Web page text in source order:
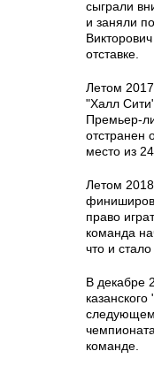
сыграли
и заняли
отставке.
Летом
"Халл
Премьер-
отстранен
место из
Летом
право
команда
что и
В декабре
следующем
команде.